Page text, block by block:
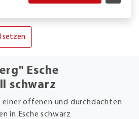
setzen
Esche
schwarz
einer offenen und durchdachten
in Esche schwarz